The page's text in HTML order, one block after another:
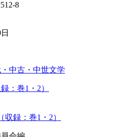
8
・中古・中世文学
録：巻1・2）